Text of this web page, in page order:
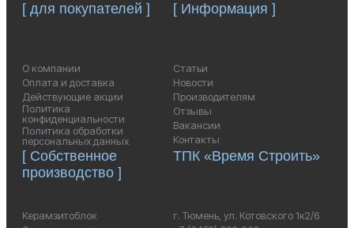
[ для покупателей ]
О компании
Оплата и доставка
Действующие акции
Политика
конфиденциальности
Политика обработки
персональных данных
[ Собственное
производство ]
Керамзитоблок
[ Информация ]
Статьи
Новости
Производителям
Отзывы
Вакансии
Контакты
ТПК «Время Строить»
г. Тюмень, ул. Котовского 1к2/6